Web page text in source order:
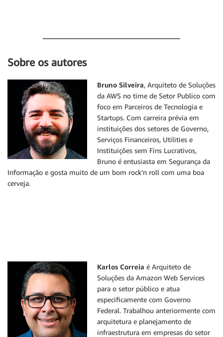
Sobre os autores
Bruno Silveira, Arquiteto de Soluções
da AWS no time de Setor Publico com
foco em Parceiros de Tecnologia e
Startups. Com carreira prévia em
instituições dos setores de Governo,
Serviços Financeiros, Utilities e
Instituições sem Fins Lucrativos,
Bruno é entusiasta em Segurança da
Informação e gosta muito de um bom rock’n roll com uma boa
cerveja.
Karlos Correia é Arquiteto de
Soluções da Amazon Web Services
para o setor público e atua
especificamente com Governo
Federal. Trabalhou anteriormente com
arquitetura e planejamento de
infraestrutura em empresas do setor